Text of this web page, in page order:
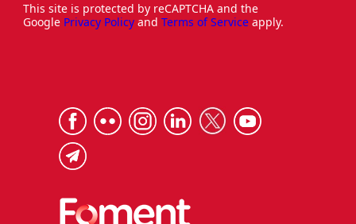
This site is protected by reCAPTCHA and the
Google Privacy Policy and Terms of Service apply.